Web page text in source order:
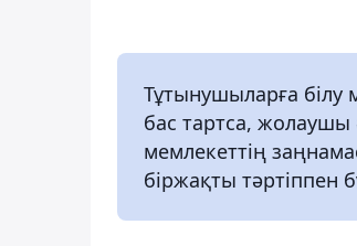
Тұтынушыларға білу
бас тартса,
мемлекеттің
біржақты тәртіппен